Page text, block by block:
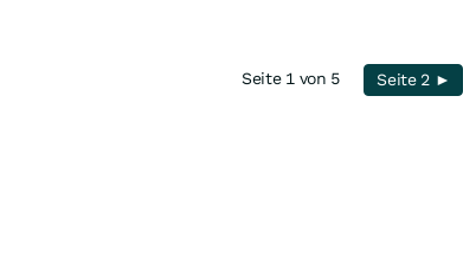
Seite 1 von 5 Seite 2 ►